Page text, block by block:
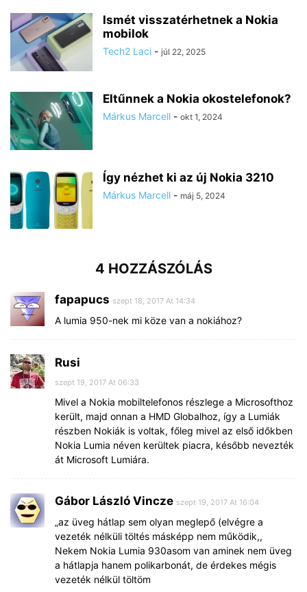
Ismét visszatérhetnek a Nokia
mobilok
Tech2 Laci - júl 22, 2025
Eltűnnek a Nokia okostelefonok?
Márkus Marcell - okt 1, 2024
Így nézhet ki az új Nokia 3210
Márkus Marcell - máj 5, 2024
4 HOZZÁSZÓLÁS
fapapucs szept 18, 2017 At 14:34
A lumia 950-nek mi köze van a nokiához?
Rusi
szept 19, 2017 At 06:33
Mivel a Nokia mobiltelefonos részlege a Microsofthoz
került, majd onnan a HMD Globalhoz, így a Lumiák
részben Nokiák is voltak, főleg mivel az első időkben
Nokia Lumia néven kerültek piacra, később nevezték
át Microsoft Lumiára.
Gábor László Vincze szept 19, 2017 At 16:04
„az üveg hátlap sem olyan meglepő (elvégre a
vezeték nélküli töltés másképp nem működik,,
Nekem Nokia Lumia 930asom van aminek nem üveg
a hátlapja hanem polikarbonát, de érdekes mégis
vezeték nélkül töltöm